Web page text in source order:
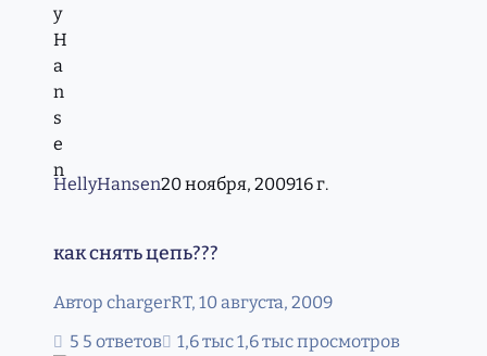
HellyHansen20 ноября, 200916 г.
как снять цепь???
Автор chargerRT, 10 августа, 2009
5 ответов
1,6 тыс просмотров